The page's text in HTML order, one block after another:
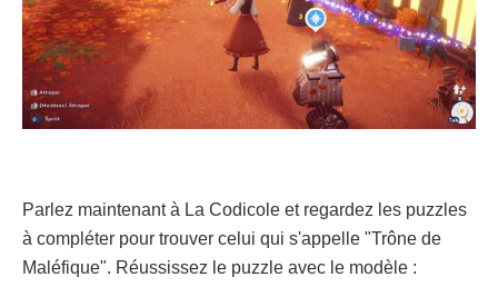
Parlez maintenant à La Codicole et regardez les puzzles
à compléter pour trouver celui qui s'appelle "Trône de
Maléfique". Réussissez le puzzle avec le modèle :